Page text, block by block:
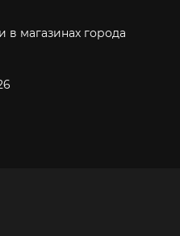
в магазинах города